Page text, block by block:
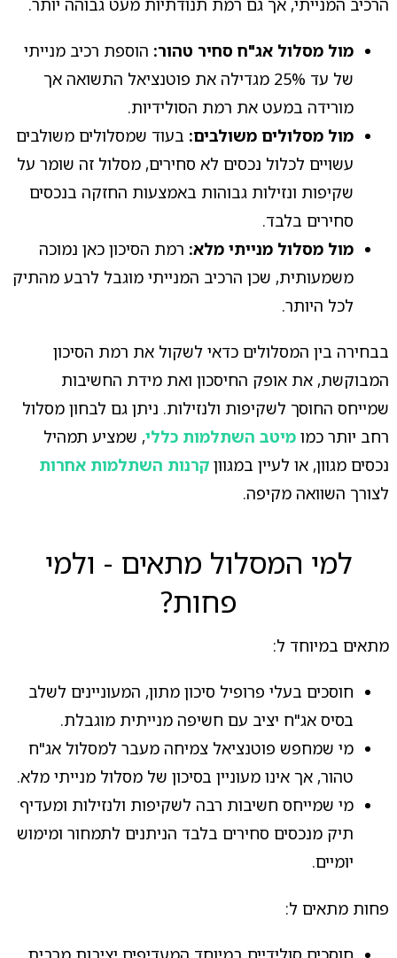
הרכיב המנייתי, אך גם רמת תנודתיות מעט גבוהה יותר.
מול מסלול אג"ח סחיר טהור: הוספת רכיב מנייתי
של עד 25% מגדילה את פוטנציאל התשואה אך
מורידה במעט את רמת הסולידיות.
מול מסלולים משולבים: בעוד שמסלולים משולבים
עשויים לכלול נכסים לא סחירים, מסלול זה שומר על
שקיפות ונזילות גבוהות באמצעות החזקה בנכסים
סחירים בלבד.
מול מסלול מנייתי מלא: רמת הסיכון כאן נמוכה
משמעותית, שכן הרכיב המנייתי מוגבל לרבע מהתיק
לכל היותר.
בבחירה בין המסלולים כדאי לשקול את רמת הסיכון
המבוקשת, את אופק החיסכון ואת מידת החשיבות
שמייחס החוסך לשקיפות ולנזילות. ניתן גם לבחון מסלול
רחב יותר כמו מיטב השתלמות כללי, שמציע תמהיל
נכסים מגוון, או לעיין במגוון קרנות השתלמות אחרות
לצורך השוואה מקיפה.
למי המסלול מתאים - ולמי
פחות?
מתאים במיוחד ל:
חוסכים בעלי פרופיל סיכון מתון, המעוניינים לשלב
בסיס אג"ח יציב עם חשיפה מנייתית מוגבלת.
מי שמחפש פוטנציאל צמיחה מעבר למסלול אג"ח
טהור, אך אינו מעוניין בסיכון של מסלול מנייתי מלא.
מי שמייחס חשיבות רבה לשקיפות ולנזילות ומעדיף
תיק מנכסים סחירים בלבד הניתנים לתמחור ומימוש
יומיים.
פחות מתאים ל: